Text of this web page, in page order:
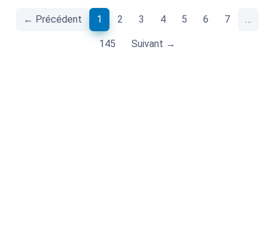
← Précédent 1 (current)
2 3 4 5 6 7 …
145 Suivant →